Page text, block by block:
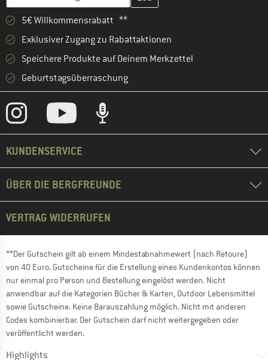
5€ Willkommensrabatt **
Exklusiver Zugang zu Rabattaktionen
Speichere Produkte auf Deinem Merkzettel
Geburtstagsüberraschung
KUNDENSERVICE
ÜBER DIE BERGFREUNDE
VERTRAG WIDERRUFEN
**Der Gutschein gilt ab einem Mindestabnahmewert (nach Retoure)
von 40 Euro. Gutscheine für die Erstellung eines Kundenkontos können
nur einmal pro Person und Bestellung eingelöst werden. Nicht
anwendbar auf die Kategorien Bücher & Karten, Outdoor Lebensmittel
sowie Gutscheine. Keine Barauszahlung möglich. Nicht mit anderen
Codes kombinierbar. Der Gutschein darf nicht weitergegeben oder
veröffentlicht werden.
Highlights